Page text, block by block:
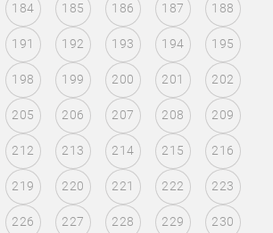
184 185 186 187 188
191 192 193 194 195
198 199 200 201 202
205 206 207 208 209
212 213 214 215 216
219 220 221 222 223
226 227 228 229 230